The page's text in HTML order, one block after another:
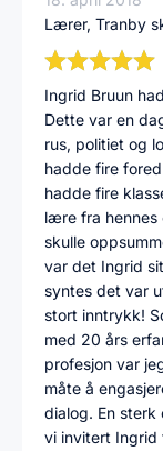
Lærer, Tranby
Ingrid Bruun
Dette var en
rus, politiet og
hadde fire
hadde fire
lære fra hennes
skulle
var det Ingrid
syntes det var
stort inntrykk!
med 20 års
profesjon var
måte å
dialog. En
vi invitert Ingrid